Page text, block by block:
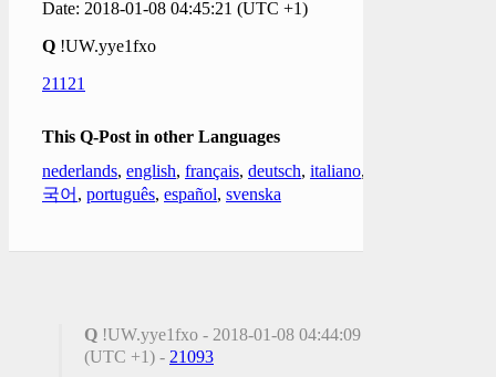
Date: 2018-01-08 04:45:21 (UTC +1)
Q !UW.yye1fxo
21121
This Q-Post in other Languages
nederlands, english, français, deutsch, italiano,
국어 , português, español, svenska
Q !UW.yye1fxo - 2018-01-08 04:44:09
(UTC +1) - 21093